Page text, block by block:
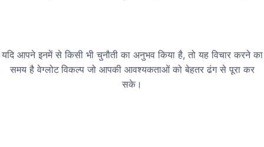
यदि आपने इनमें से किसी भी चुनौती का अनुभव किया है, तो यह विचार करने का
समय है वेग्लोट विकल्पजो आपकी आवश्यकताओं को बेहतर ढंग से पूरा कर
सके।